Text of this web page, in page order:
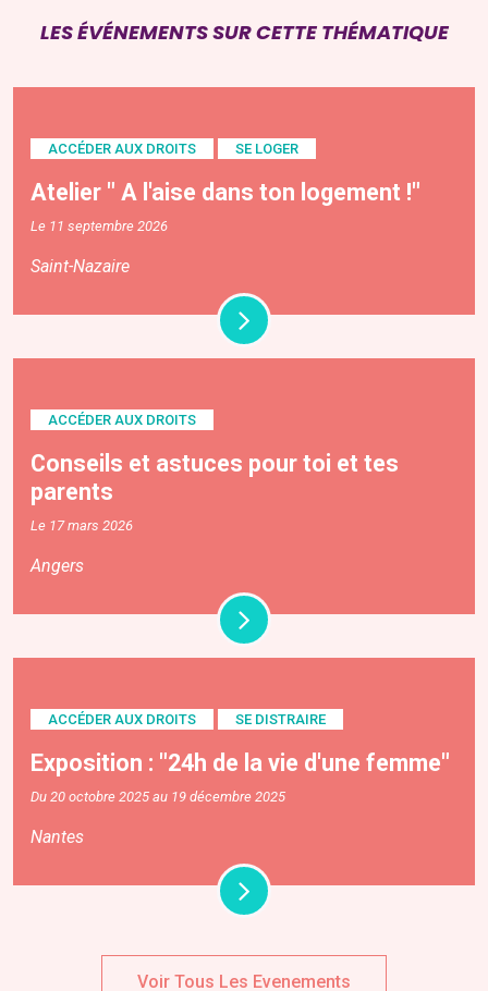
LES ÉVÉNEMENTS SUR CETTE THÉMATIQUE
ACCÉDER AUX DROITS SE LOGER
Atelier " A l'aise dans ton logement !"
Le 11 septembre 2026
Saint-Nazaire
ACCÉDER AUX DROITS
Conseils et astuces pour toi et tes
parents
Le 17 mars 2026
Angers
ACCÉDER AUX DROITS SE DISTRAIRE
Exposition : "24h de la vie d'une femme"
Du 20 octobre 2025 au 19 décembre 2025
Nantes
Voir Tous Les Evenements